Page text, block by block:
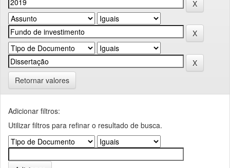
Retornar valores
Adicionar filtros:
Utilizar filtros para refinar o resultado de busca.